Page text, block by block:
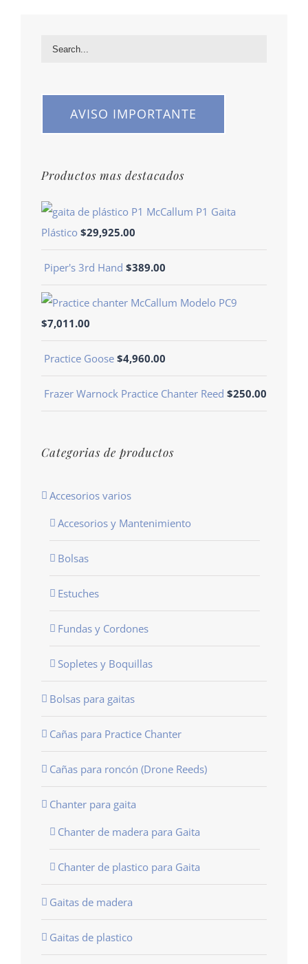
AVISO IMPORTANTE
Productos mas destacados
McCallum P1 Gaita
Plástico $29,925.00
Piper's 3rd Hand $389.00
Modelo PC9
$7,011.00
Practice Goose $4,960.00
Frazer Warnock Practice Chanter Reed $250.00
Categorias de productos
Accesorios varios
Accesorios y Mantenimiento
Bolsas
Estuches
Fundas y Cordones
Sopletes y Boquillas
Bolsas para gaitas
Cañas para Practice Chanter
Cañas para roncón (Drone Reeds)
Chanter para gaita
Chanter de madera para Gaita
Chanter de plastico para Gaita
Gaitas de madera
Gaitas de plastico